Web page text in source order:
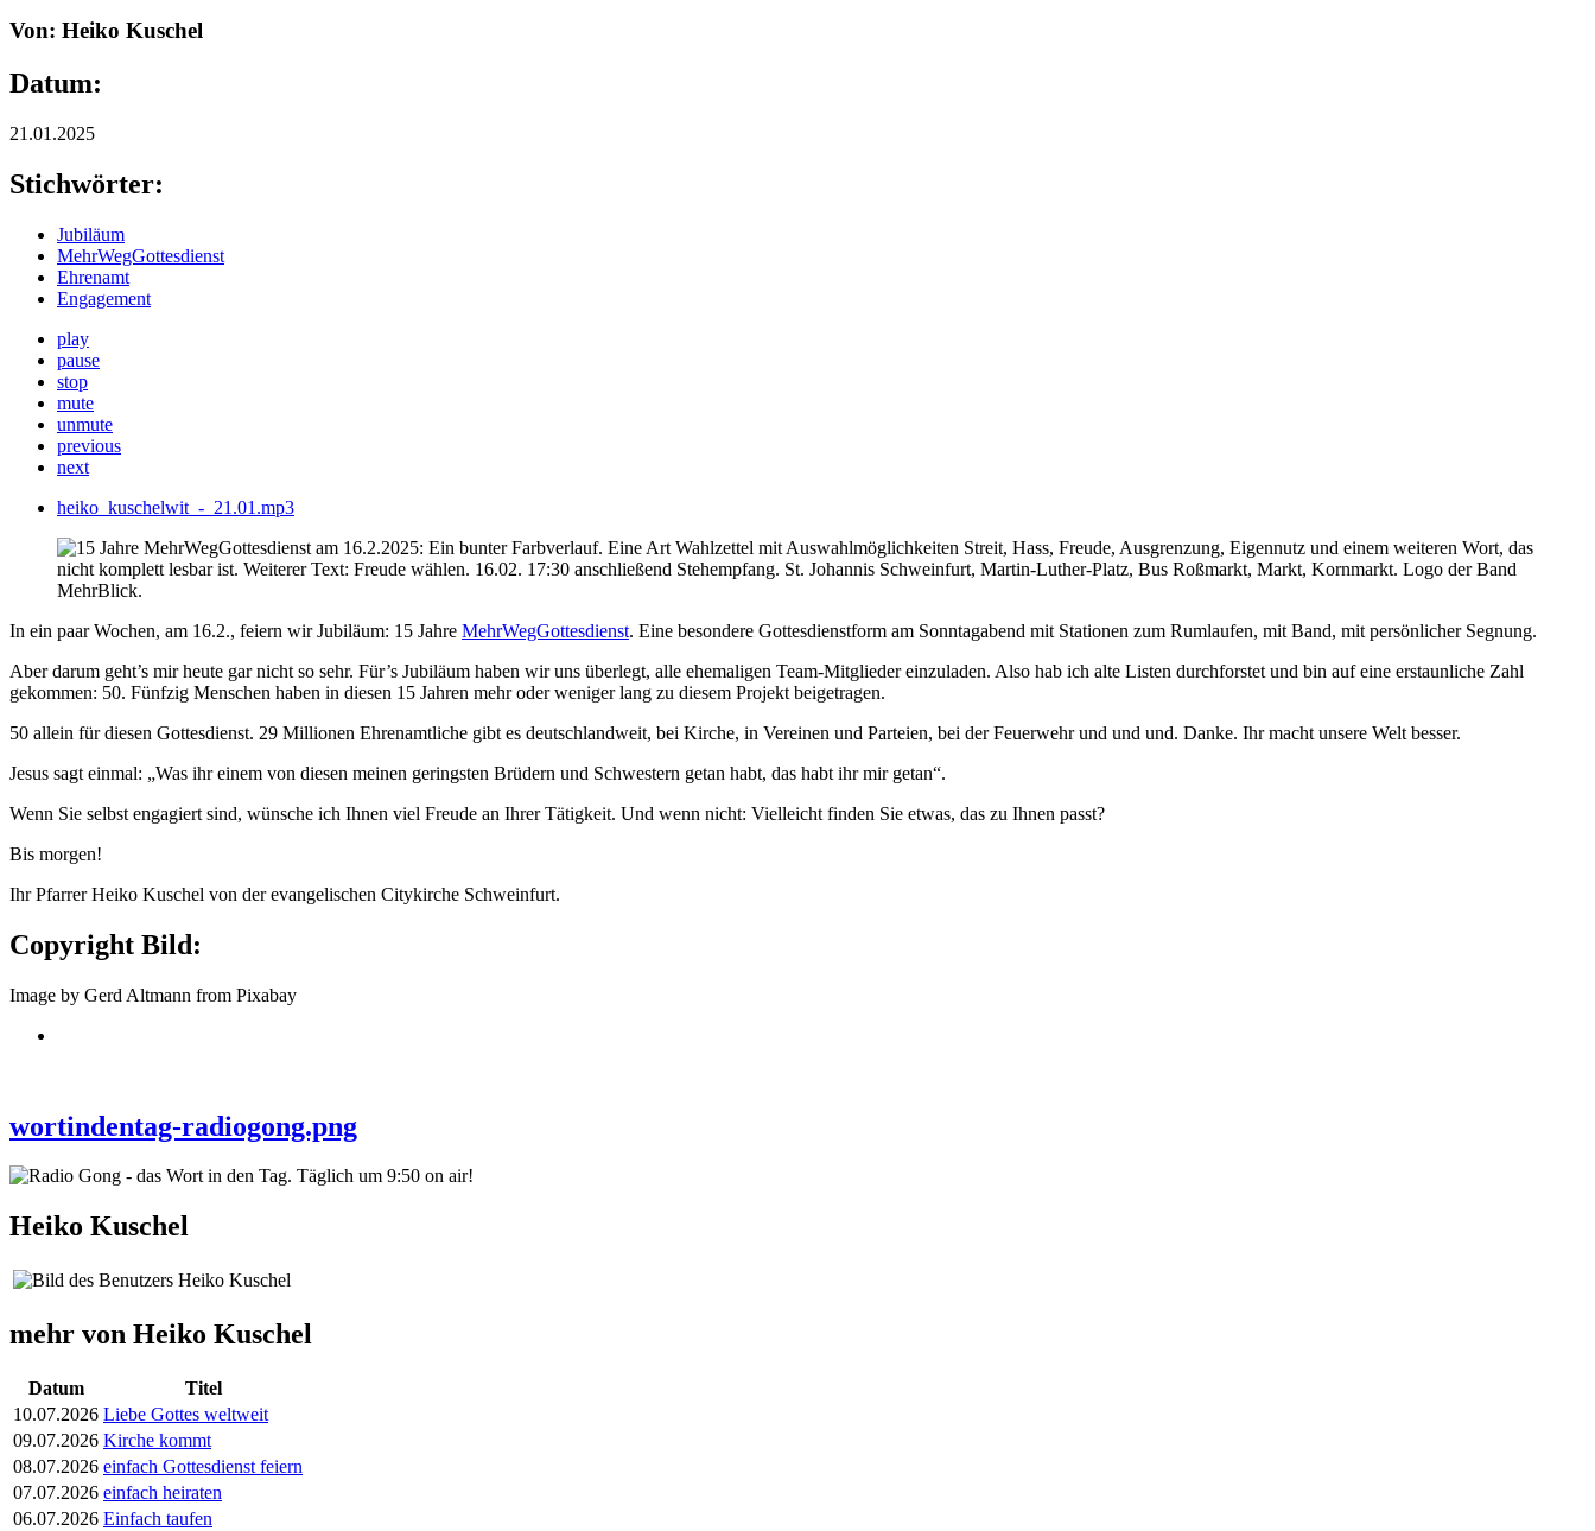
Von: Heiko Kuschel
Datum:
21.01.2025
Stichwörter:
Jubiläum
MehrWegGottesdienst
Ehrenamt
Engagement
play
pause
stop
mute
unmute
previous
next
heiko_kuschelwit_-_21.01.mp3
In ein paar Wochen, am 16.2., feiern wir Jubiläum: 15 Jahre MehrWegGottesdienst. Eine besondere Gottesdienstform am Sonntagabend mit Stationen zum Rumlaufen, mit Band, mit persönlicher Segnung.
Aber darum geht’s mir heute gar nicht so sehr. Für’s Jubiläum haben wir uns überlegt, alle ehemaligen Team-Mitglieder einzuladen. Also hab ich alte Listen durchforstet und bin auf eine erstaunliche Zahl
gekommen: 50. Fünfzig Menschen haben in diesen 15 Jahren mehr oder weniger lang zu diesem Projekt beigetragen.
50 allein für diesen Gottesdienst. 29 Millionen Ehrenamtliche gibt es deutschlandweit, bei Kirche, in Vereinen und Parteien, bei der Feuerwehr und und und. Danke. Ihr macht unsere Welt besser.
Jesus sagt einmal: „Was ihr einem von diesen meinen geringsten Brüdern und Schwestern getan habt, das habt ihr mir getan“.
Wenn Sie selbst engagiert sind, wünsche ich Ihnen viel Freude an Ihrer Tätigkeit. Und wenn nicht: Vielleicht finden Sie etwas, das zu Ihnen passt?
Bis morgen!
Ihr Pfarrer Heiko Kuschel von der evangelischen Citykirche Schweinfurt.
Copyright Bild:
Image by Gerd Altmann from Pixabay
wortindentag-radiogong.png
Heiko Kuschel
mehr von Heiko Kuschel
Datum
Titel
10.07.2026 Liebe Gottes weltweit
09.07.2026 Kirche kommt
08.07.2026 einfach Gottesdienst feiern
07.07.2026 einfach heiraten
06.07.2026 Einfach taufen